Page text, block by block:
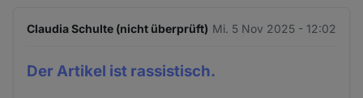
Claudia Schulte (nicht überprüft) Mi. 5 Nov 2025 - 12:02
Der Artikel ist rassistisch.